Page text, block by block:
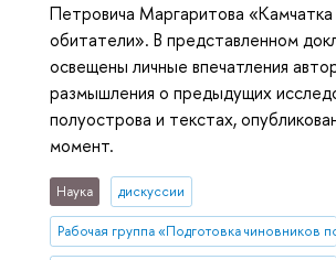
Петровича Маргаритова «Камчатка
обитатели». В представленном
освещены личные впечатления
размышления о предыдущих
полуострова и текстах,
момент.
Наука дискуссии
Рабочая группа «Подготовка чиновников